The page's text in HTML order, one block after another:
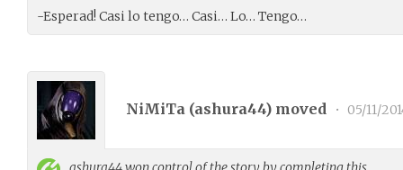
-Esperad! Casi lo tengo… Casi… Lo… Tengo…
NiMiTa (ashura44) moved • 05/11/